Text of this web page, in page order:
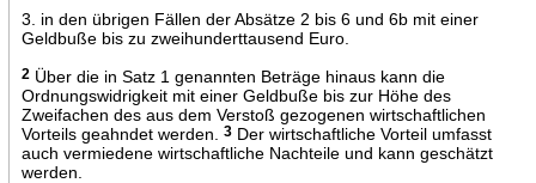
3. in den übrigen Fällen der Absätze 2 bis 6 und 6b mit einer
Geldbuße bis zu zweihunderttausend Euro.
2Über die in Satz 1 genannten Beträge hinaus kann die
Ordnungswidrigkeit mit einer Geldbuße bis zur Höhe des
Zweifachen des aus dem Verstoß gezogenen wirtschaftlichen
Vorteils geahndet werden.
3Der wirtschaftliche Vorteil umfasst
auch vermiedene wirtschaftliche Nachteile und kann geschätzt
werden.